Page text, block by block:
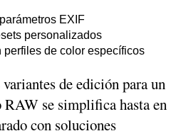
EXIF
personalizados
perfiles de color específicos
de edición para un
se simplifica hasta en
con soluciones